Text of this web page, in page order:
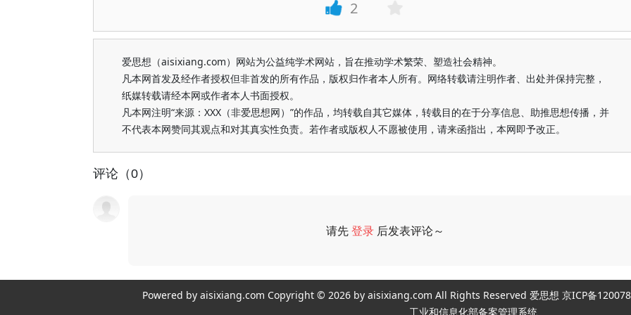
2
爱思想（aisixiang.com）网站为公益纯学术网站，旨在推动学术繁荣、塑造社会精神。
凡本网首发及经作者授权但非首发的所有作品，版权归作者本人所有。网络转载请注明作者、出处并保持完整，
纸媒转载请经本网或作者本人书面授权。
凡本网注明“来源：XXX（非爱思想网）”的作品，均转载自其它媒体，转载目的在于分享信息、助推思想传播，并
不代表本网赞同其观点和对其真实性负责。若作者或版权人不愿被使用，请来函指出，本网即予改正。
评论（0）
请先登录 后发表评论～
Powered by aisixiang.com Copyright © 2026 by aisixiang.com All Rights Reserved 爱思想 京ICP备
工业和信息化部备案管理系统